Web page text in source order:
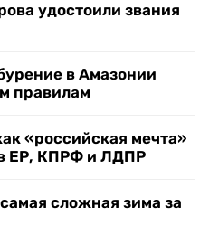
удостоили звания
в Амазонии
правилам
«российская мечта»
ЕР, КПРФ и ЛДПР
сложная зима за